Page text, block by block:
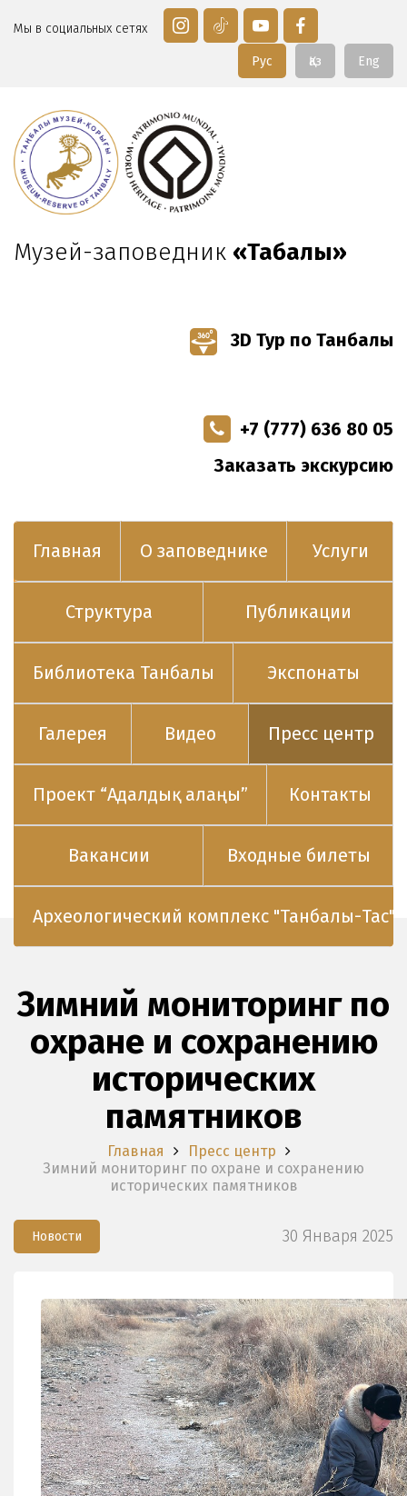
Мы в социальных сетях
Eng
Қаз
Рус
Музей-заповедник «Таңбалы»
3D Тур по Танбалы
+7 (777) 636 80 05
Заказать экскурсию
Главная О заповеднике Услуги
Структура Публикации
Библиотека Танбалы Экспонаты
Галерея Видео Пресс центр
Проект “Адалдық алаңы” Контакты
Вакансии Входные билеты
Археологический комплекс "Танбалы-Тас"
Зимний мониторинг по
охране и сохранению
исторических
памятников
Главная
Пресс центр
Зимний мониторинг по охране и сохранению
исторических памятников
Новости 30 Января 2025